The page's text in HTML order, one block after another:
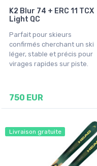
K2 Blur 74 + ERC 11 TCX
Light QC
Parfait pour skieurs
confirmés cherchant un ski
léger, stable et précis pour
virages rapides sur piste.
750 EUR
Livraison gratuite